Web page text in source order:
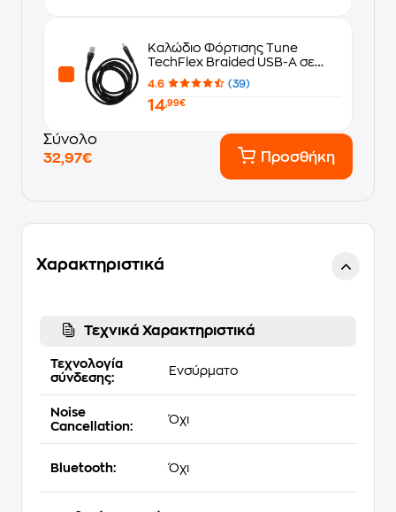
Καλώδιο Φόρτισης Tune
TechFlex Braided USB-A σε
USB-C 18W 1.5m - Black
4.6 (39)
14,99€
Σύνολο
32,97€
Προσθήκη
Χαρακτηριστικά
Τεχνικά Χαρακτηριστικά
Τεχνολογία
σύνδεσης:
Ενσύρματο
Noise
Cancellation:
Όχι
Bluetooth: Όχι